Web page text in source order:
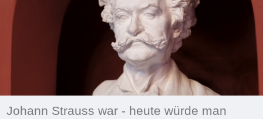
Johann Strauss war - heute würde man